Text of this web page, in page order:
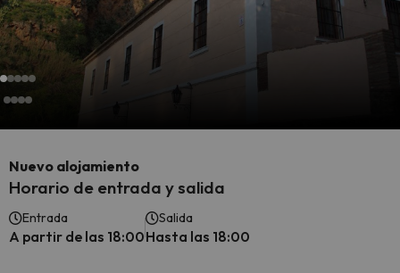
Nuevo alojamiento
Horario de entrada y salida
Entrada
A partir de las 18:00
Salida
Hasta las 18:00